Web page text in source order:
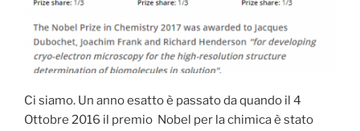
Ci siamo. Un anno esatto è passato da quando il 4
Ottobre 2016 il premio Nobel per la chimica è stato